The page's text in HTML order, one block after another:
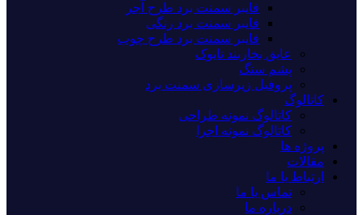
فایبر سمنت برد طرح آجر
فایبر سمنت برد رنگی
فایبر سمنت برد طرح چوب
عایق بخاربند تایوک
پشم سنگ
پروفیل زیرسازی سمنت برد
کاتالوگ
کاتالوگ نمونه طراحی
کاتالوگ نمونه اجرا
پروژه ها
مقالات
ارتباط با ما
تماس با ما
درباره ما